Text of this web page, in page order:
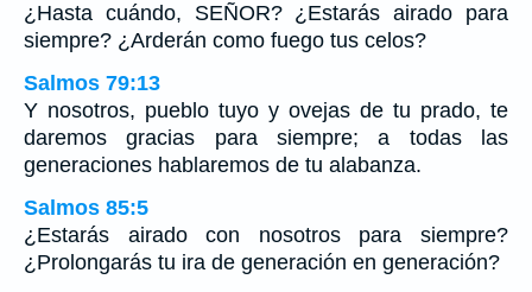
¿Hasta cuándo, SEÑOR? ¿Estarás airado para
siempre? ¿Arderán como fuego tus celos?
Salmos 79:13
Y nosotros, pueblo tuyo y ovejas de tu prado, te
daremos gracias para siempre; a todas las
generaciones hablaremos de tu alabanza.
Salmos 85:5
¿Estarás airado con nosotros para siempre?
¿Prolongarás tu ira de generación en generación?